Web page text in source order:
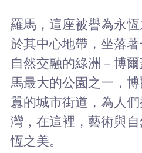
企業用戶
羅馬，這座被譽為永
於其中心地帶，坐落
自然交融的綠洲－博
馬最大的公園之一，
囂的城市街道，為人
灣，在這裡，藝術與
恆之美。